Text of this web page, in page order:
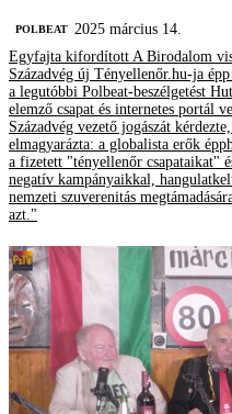
‎POLBEAT
2025 március 14.
Egyfajta kifordított A Birodalom
Századvég új Tényellenőr.hu-ja
a legutóbbi Polbeat-beszélgetést
elemző csapat és internetes portál
Századvég vezető jogászát
elmagyarázta: a globalista erők
a fizetett "tényellenőr csapataikat"
negatív kampányaikkal,
nemzeti szuverenitás
azt."